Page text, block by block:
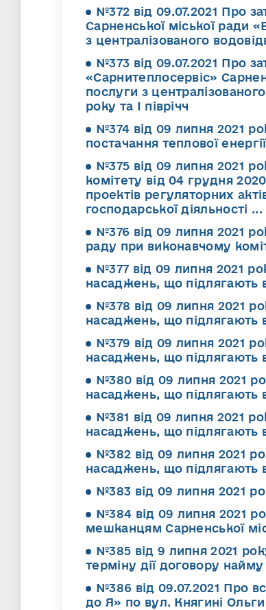
№372 від 09.07.2021 Про
Сарненської міської ради
з централізованого
№373 від 09.07.2021 Про
«Сарнитеплосервіс»
послуги з
року та І піврічч
№374 від 09 липня 2021
постачання теплової
№375 від 09 липня 2021
комітету від 04 грудня
проектів регуляторних
господарської діяльності ...
№376 від 09 липня 2021
раду при виконавчому
№377 від 09 липня 2021
насаджень, що підлягають
№378 від 09 липня 2021
насаджень, що підлягають
№379 від 09 липня 2021
насаджень, що підлягають
№380 від 09 липня 2021
насаджень, що підлягають
№381 від 09 липня 2021
насаджень, що підлягають
№382 від 09 липня 2021
насаджень, що підлягають
№383 від 09 липня 2021
№384 від 09 липня 2021
мешканцям Сарненської
№385 від 9 липня 2021
терміну дії договору
№386 від 09.07.2021 Про
до Я» по вул. Княгині